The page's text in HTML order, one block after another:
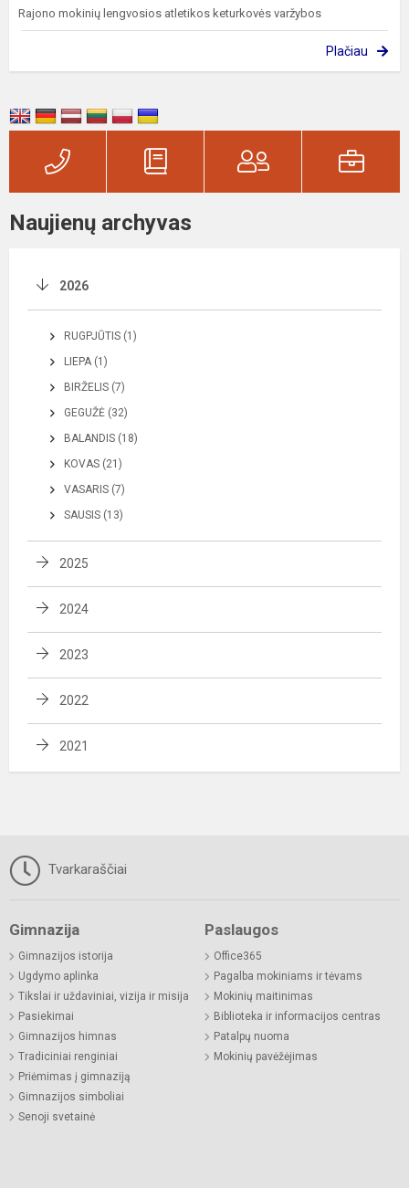
Rajono mokinių lengvosios atletikos keturkovės varžybos
Plačiau
Naujienų archyvas
2026
RUGPJŪTIS (1)
LIEPA (1)
BIRŽELIS (7)
GEGUŽĖ (32)
BALANDIS (18)
KOVAS (21)
VASARIS (7)
SAUSIS (13)
2025
2024
2023
2022
2021
Tvarkaraščiai
Gimnazija
Gimnazijos istorija
Ugdymo aplinka
Tikslai ir uždaviniai, vizija ir misija
Pasiekimai
Gimnazijos himnas
Tradiciniai renginiai
Priėmimas į gimnaziją
Gimnazijos simboliai
Senoji svetainė
Paslaugos
Office365
Pagalba mokiniams ir tėvams
Mokinių maitinimas
Biblioteka ir informacijos centras
Patalpų nuoma
Mokinių pavėžėjimas